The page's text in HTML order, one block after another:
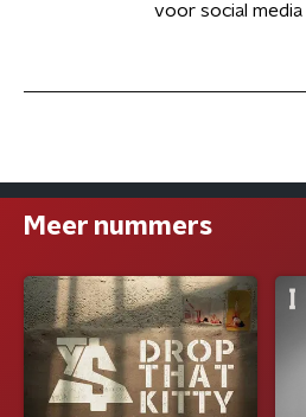
voor social media
Meer nummers